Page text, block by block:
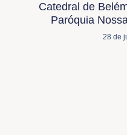
Catedral de
Paróquia
28 de